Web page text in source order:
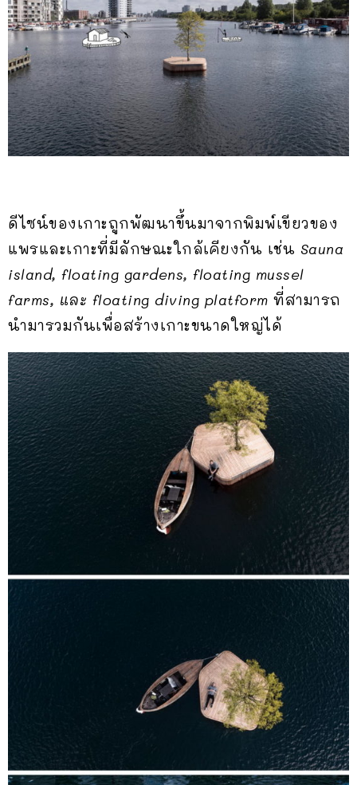
ดีไซน์ของเกาะถูกพัฒนาขึ้นมาจากพิมพ์เขียวของ
แพรและเกาะที่มีลักษณะใกล้เคียงกัน เช่น Sauna
island, floating gardens, floating mussel
farms, และ floating diving platform ที่สามารถ
นำมารวมกันเพื่อสร้างเกาะขนาดใหญ่ได้